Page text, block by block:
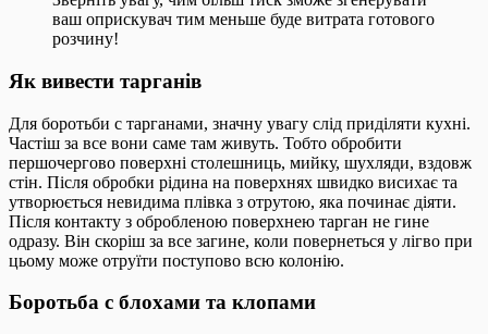
ваш оприскувач тим меньше буде витрата готового
розчину!
Як вивести тарганів
Для боротьби с тарганами, значну увагу слід приділяти кухні.
Частіш за все вони саме там живуть. Тобто обробити
першочергово поверхні столешниць, мийку, шухляди, вздовж
стін. Після обробки рідина на поверхнях швидко висихає та
утворюється невидима плівка з отрутою, яка починає діяти.
Після контакту з обробленою поверхнею тарган не гине
одразу. Він скоріш за все загине, коли повернеться у лігво при
цьому може отруїти поступово всю колонію.
Боротьба с блохами та клопами